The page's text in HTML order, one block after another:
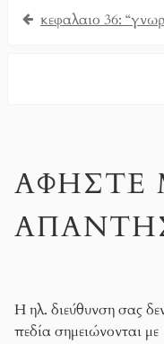
κεφαλαιο 36:
ΑΦΉΣΤΕ
Η ηλ. διεύθυνση σας
πεδία σημειώνονται με